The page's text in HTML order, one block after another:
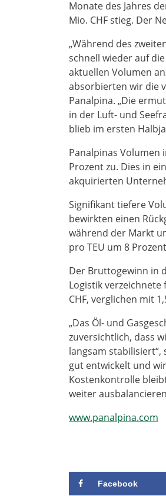
Monate des Jahres
Mio. CHF stieg. Der
„Während des
schnell wieder auf
aktuellen Volumen
absorbierten wir die
Panalpina. „Die
in der Luft- und
blieb im ersten
Panalpinas Volumen
Prozent zu. Dies in
akquirierten
Signifikant tiefere
bewirkten einen
während der Markt
pro TEU um 8
Der Bruttogewinn in
Logistik verzeichnete
CHF, verglichen mit
„Das Öl- und
zuversichtlich, dass
langsam
gut entwickelt und
Kostenkontrolle
weiter
www.panalpina.com
Facebook